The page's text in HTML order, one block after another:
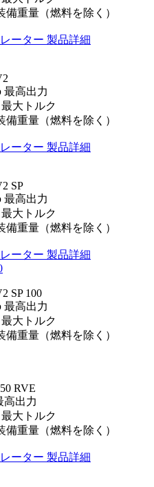
備重量（燃料を除く）
ーター 製品詳細
最高出力
最大トルク
備重量（燃料を除く）
ーター 製品詳細
SP
最高出力
最大トルク
備重量（燃料を除く）
ーター 製品詳細
SP 100
最高出力
最大トルク
備重量（燃料を除く）
RVE
高出力
最大トルク
備重量（燃料を除く）
ーター 製品詳細